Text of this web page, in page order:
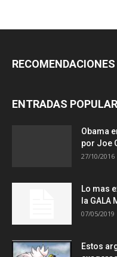
ENTRADAS
Obama
por Joe
27/10/2016
Lo mas
la GALA
07/05/2019
Estos